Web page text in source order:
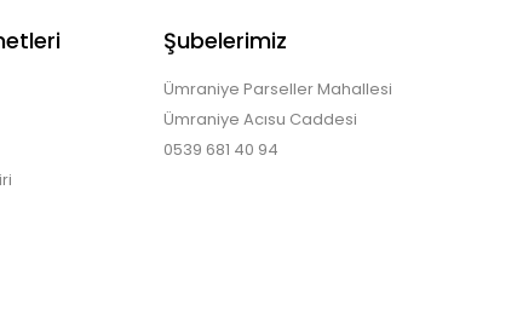
Şubelerimiz
Ümraniye Parseller Mahallesi
Ümraniye Acısu Caddesi
0539 681 40 94